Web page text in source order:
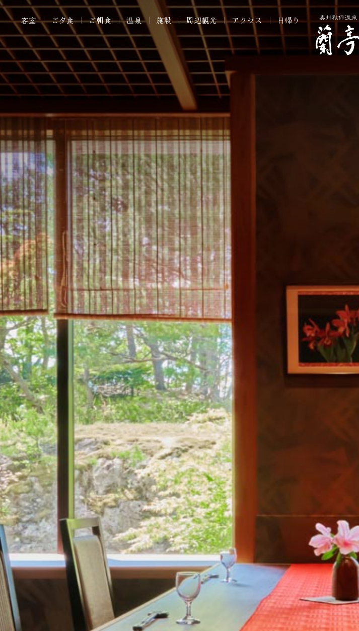
客室 ご夕食 ご朝食 温泉 施設 周辺観光 アクセス 日帰り